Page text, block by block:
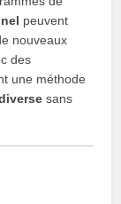
peuvent
nouveaux
des
une méthode
sans